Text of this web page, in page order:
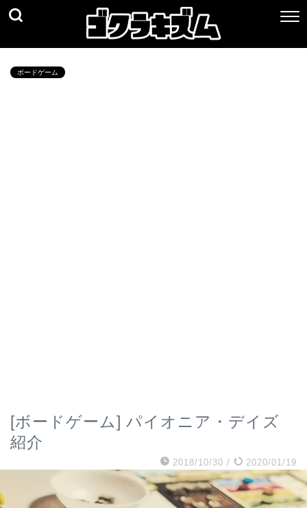
ボードゲーム
[ボードゲーム] パイオニア・デイズ
紹介
2018/10/30 / 2020/01/19